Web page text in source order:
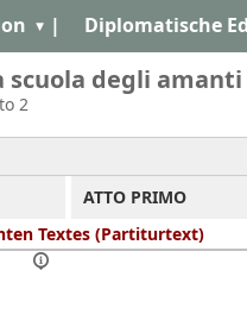
| Diplomatische
degli amanti
2
ATTO PRIMO
Textes (Partiturtext)